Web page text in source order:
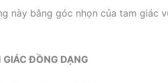
này bằng góc nhọn của tam giác
ĐỒNG DẠNG